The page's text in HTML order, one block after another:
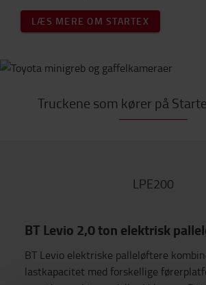
LÆS MERE OM STARTEX
Truckene som kører på
LPE200
BT Levio 2,0 ton elektrisk
BT Levio elektriske palleløftere
lastkapacitet med forskellige